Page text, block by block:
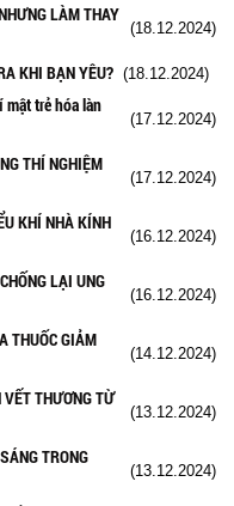
LÀM THAY
(18.12.2024)
KHI BẠN YÊU? (18.12.2024)
mật trẻ hóa làn
(17.12.2024)
THÍ NGHIỆM
(17.12.2024)
KHÍ NHÀ KÍNH
(16.12.2024)
LẠI UNG
(16.12.2024)
THUỐC GIẢM
(14.12.2024)
THƯƠNG TỪ
(13.12.2024)
TRONG
(13.12.2024)